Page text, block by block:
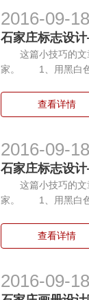
2016-09-18
石家庄标志设
这篇小技巧的文
家。 1、用黑白色
查看详情
2016-09-18
石家庄标志设
这篇小技巧的文
家。 1、用黑白色
查看详情
2016-09-18